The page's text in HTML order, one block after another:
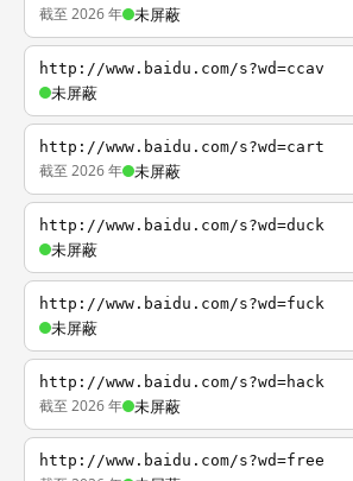
截至 2026 年 未屏蔽
http://www.baidu.com/s?wd=ccav
未屏蔽
http://www.baidu.com/s?wd=cart
截至 2026 年 未屏蔽
http://www.baidu.com/s?wd=duck
未屏蔽
http://www.baidu.com/s?wd=fuck
未屏蔽
http://www.baidu.com/s?wd=hack
截至 2026 年 未屏蔽
http://www.baidu.com/s?wd=free